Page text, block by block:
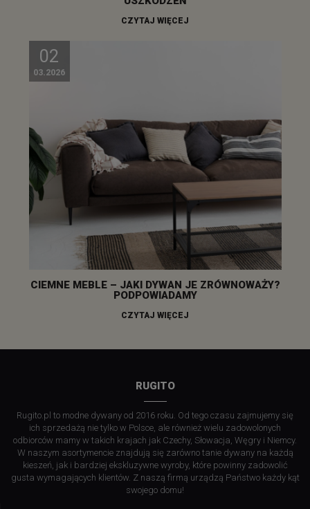
CZYTAJ WIĘCEJ
02
03.2026
CIEMNE MEBLE – JAKI DYWAN JE ZRÓWNOWAŻY?
PODPOWIADAMY
CZYTAJ WIĘCEJ
RUGITO
Rugito.pl to modne dywany od 2016 roku. Od tego czasu zajmujemy się
ich sprzedażą nie tylko w Polsce, ale również wielu zadowolonych
odbiorców mamy w takich krajach jak Czechy, Słowacja, Węgry i Niemcy.
W naszym asortymencie znajdują się zarówno tanie dywany na każdą
kieszeń, jak i bardziej ekskluzywne wyroby, które powinny zadowolić
gusta wymagających klientów. Z naszą firmą urządzą Państwo każdy kąt
swojego domu!